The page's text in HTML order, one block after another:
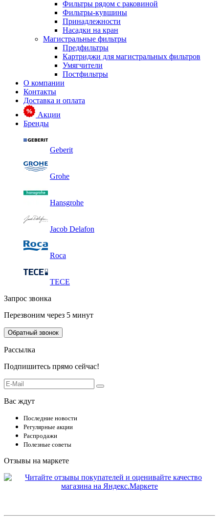
Фильтры рядом с раковиной
Фильтры-кувшины
Принадлежности
Насадки на кран
Магистральные фильтры
Предфильтры
Картриджи для магистральных фильтров
Умягчители
Постфильтры
О компании
Контакты
Доставка и оплата
Акции
Бренды
Geberit
Grohe
Hansgrohe
Jacob Delafon
Roca
TECE
Запрос звонка
Перезвоним через 5 минут
Обратный звонок
Рассылка
Подпишитесь прямо сейчас!
Вас ждут
Последние новости
Регулярные акции
Распродажи
Полезные советы
Отзывы на маркете